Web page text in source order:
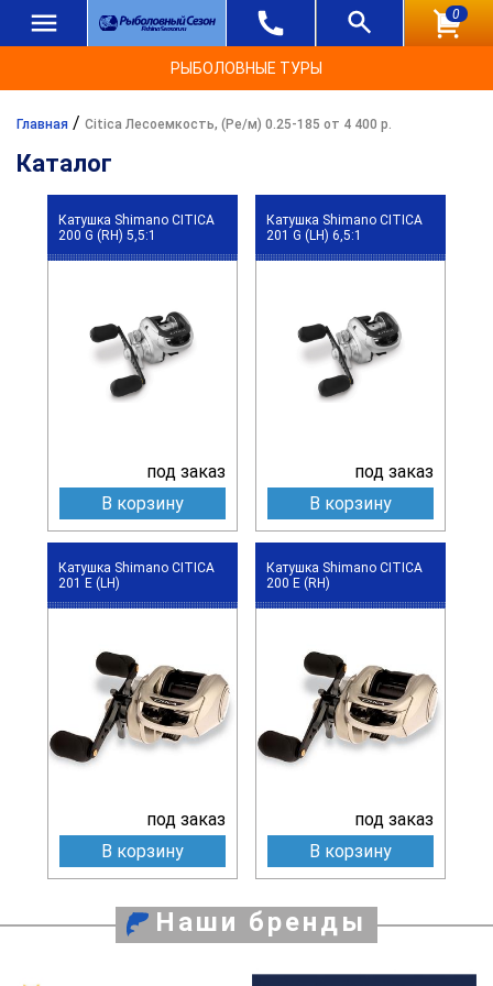
0
РЫБОЛОВНЫЕ ТУРЫ
Главная / Citica Лесоемкость, (Ре/м) 0.25-185 от 4 400 р.
Каталог
Катушка Shimano CITICA
200 G (RH) 5,5:1
под заказ
В корзину
Катушка Shimano CITICA
201 G (LH) 6,5:1
под заказ
В корзину
Катушка Shimano CITICA
201 E (LH)
под заказ
В корзину
Катушка Shimano CITICA
200 E (RH)
под заказ
В корзину
Наши бренды